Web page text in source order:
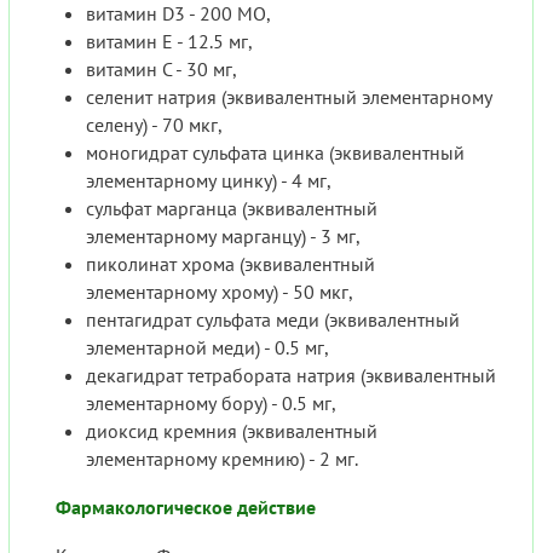
витамин D3 - 200 MO,
витамин E - 12.5 мг,
витамин C - 30 мг,
селенит натрия (эквивалентный элементарному
селену) - 70 мкг,
моногидрат сульфата цинка (эквивалентный
элементарному цинку) - 4 мг,
сульфат марганца (эквивалентный
элементарному марганцу) - 3 мг,
пиколинат хрома (эквивалентный
элементарному хрому) - 50 мкг,
пентагидрат сульфата меди (эквивалентный
элементарной меди) - 0.5 мг,
декагидрат тетрабората натрия (эквивалентный
элементарному бору) - 0.5 мг,
диоксид кремния (эквивалентный
элементарному кремнию) - 2 мг.
Фармакологическое действие